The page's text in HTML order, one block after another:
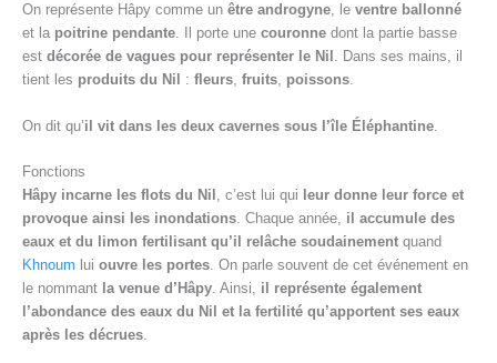
On représente Hâpy comme un être androgyne, le ventre ballonné
et la poitrine pendante. Il porte une couronne dont la partie basse
est décorée de vagues pour représenter le Nil . Dans ses mains, il
tient les produits du Nil : fleurs, fruits, poissons.
On dit qu’il vit dans les deux cavernes sous l’île Éléphantine
Fonctions
Hâpy incarne les flots du Nil , c’est lui qui leur donne leur force et
provoque ainsi les inondations. Chaque année, il accumule des
eaux et du limon fertilisant qu’il relâche soudainement quand
Khnoum lui ouvre les portes. On parle souvent de cet événement en
le nommant la venue d’Hâpy. Ainsi, il représente également
l’abondance des eaux du Nil et la fertilité qu’apportent ses eaux
après les décrues.